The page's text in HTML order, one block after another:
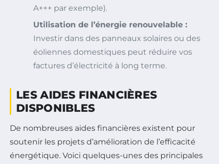
A+++ par exemple).
Utilisation de l’énergie renouvelable :
Investir dans des panneaux solaires ou des
éoliennes domestiques peut réduire vos
factures d’électricité à long terme.
LES AIDES FINANCIÈRES
DISPONIBLES
De nombreuses aides financières existent pour
soutenir les projets d’amélioration de l’efficacité
énergétique. Voici quelques-unes des principales